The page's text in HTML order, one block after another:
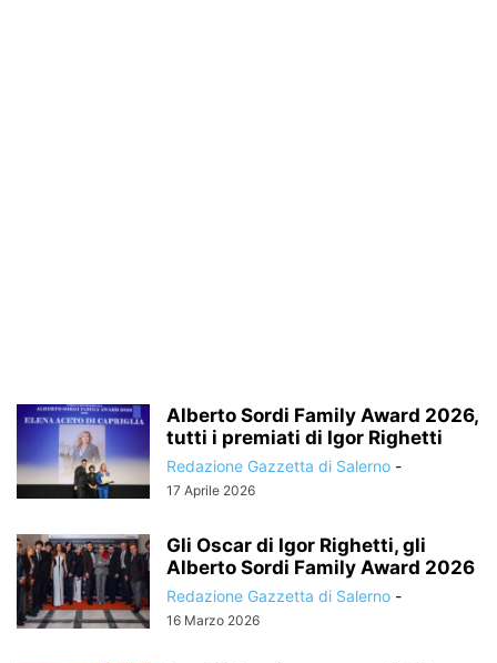
Alberto Sordi Family Award 2026,
tutti i premiati di Igor Righetti
Redazione Gazzetta di Salerno -
17 Aprile 2026
Gli Oscar di Igor Righetti, gli
Alberto Sordi Family Award 2026
Redazione Gazzetta di Salerno -
16 Marzo 2026